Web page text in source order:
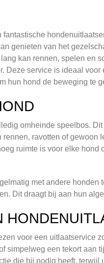
genieten van het
kan rennen, spelen en
Deze service is ideaal
hun hond de beweging te
omheinde speelbos.
ravotten of gewoon
ruimte is voor elke hond
met andere honden
Dit draagt bij aan hun
voor een uitlaatservice
simpelweg een tekort aan
die hij nodig heeft, terwijl